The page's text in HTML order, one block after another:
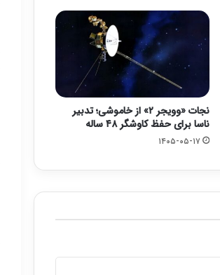
نجات «وویجر ۲» از خاموشی؛ تدبیر
ناسا برای حفظ کاوشگر ۴۸ ساله
۱۴۰۵-۰۵-۱۷